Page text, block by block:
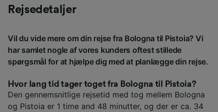
Rejsedetaljer
Vil du vide mere om din rejse fra Bologna til Pistoia? Vi
har samlet nogle af vores kunders oftest stillede
spørgsmål for at hjælpe dig med at planlægge din rejse.
Hvor lang tid tager toget fra Bologna til Pistoia?
Den gennemsnitlige rejsetid med tog mellem Bologna
og Pistoia er 1 time and 48 minutter, og der er ca. 34